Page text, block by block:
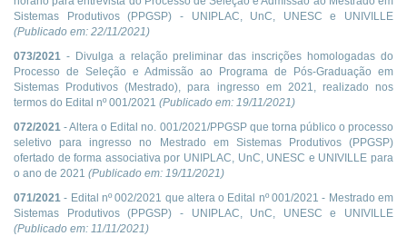
Sistemas Produtivos (PPGSP) - UNIPLAC, UnC, UNESC e UNIVILLE
(Publicado em: 22/11/2021)
073/2021 - Divulga a relação preliminar das inscrições homologadas do
Processo de Seleção e Admissão ao Programa de Pós-Graduação em
Sistemas Produtivos (Mestrado), para ingresso em 2021, realizado nos
termos do Edital nº 001/2021 (Publicado em: 19/11/2021)
072/2021 - Altera o Edital no. 001/2021/PPGSP que torna público o processo
seletivo para ingresso no Mestrado em Sistemas Produtivos (PPGSP)
ofertado de forma associativa por UNIPLAC, UnC, UNESC e UNIVILLE para
o ano de 2021 (Publicado em: 19/11/2021)
071/2021 - Edital nº 002/2021 que altera o Edital nº 001/2021 - Mestrado em
Sistemas Produtivos (PPGSP) - UNIPLAC, UnC, UNESC e UNIVILLE
(Publicado em: 11/11/2021)